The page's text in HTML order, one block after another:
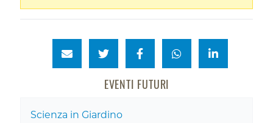
EVENTI FUTURI
Scienza in Giardino